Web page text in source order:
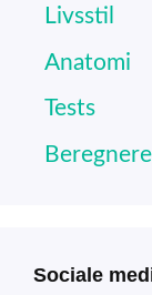
Livsstil
Anatomi
Tests
Beregnere
Sociale